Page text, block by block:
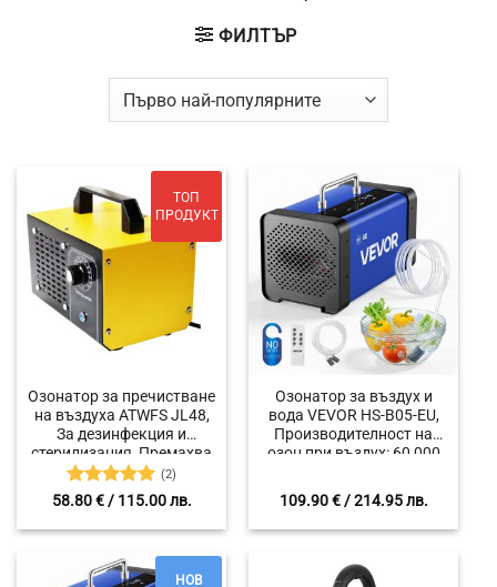
ФИЛТЪР
Озонатор за пречистване
на въздуха ATWFS JL48,
За дезинфекция и
стерилизация, Премахва
вируси и бактерии,
Генерира до 60 гр. озон
на час, Захранване 220-
240 V, Мощност 100 W
Оценено с
(2)
58.80€/ 115.00 лв.
ТОП
ПРОДУКТ
Озонатор за въздух и
вода VEVOR HS-B05-EU,
Производителност на
озон при въздух: 60 000
Подходяща площ: до 450
m²
109.90€/ 214.95 лв.
НОВ